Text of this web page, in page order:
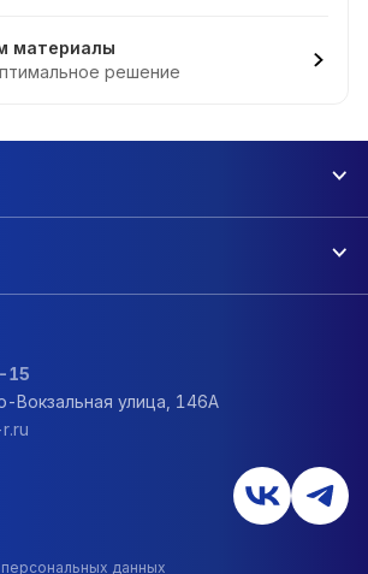
материалы
решение
15
Вокзальная улица, 146А
данных